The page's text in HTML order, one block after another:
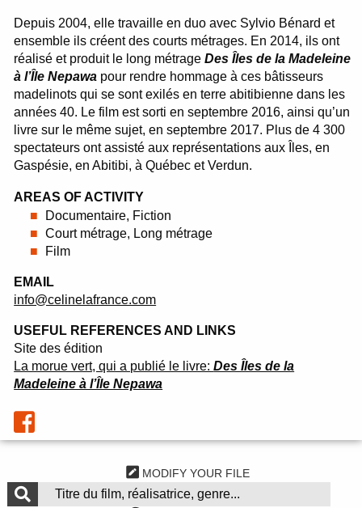
Depuis 2004, elle travaille en duo avec Sylvio Bénard et
ensemble ils créent des courts métrages. En 2014, ils ont
réalisé et produit le long métrageDes Îles de la Madeleine
à l’Île Nepawa pour rendre hommage à ces bâtisseurs
madelinots qui se sont exilés en terre abitibienne dans les
années 40. Le film est sorti en septembre 2016, ainsi qu’un
livre sur le même sujet, en septembre 2017. Plus de 4 300
spectateurs ont assisté aux représentations aux Îles, en
Gaspésie, en Abitibi, à Québec et Verdun.
AREAS OF ACTIVITY
Documentaire, Fiction
Court métrage, Long métrage
Film
EMAIL
info@celinelafrance.com
USEFUL REFERENCES AND LINKS
Site des édition
La morue vert, qui a publié le livre:Des Îles de la
Madeleine à l’Île Nepawa
MODIFY YOUR FILE